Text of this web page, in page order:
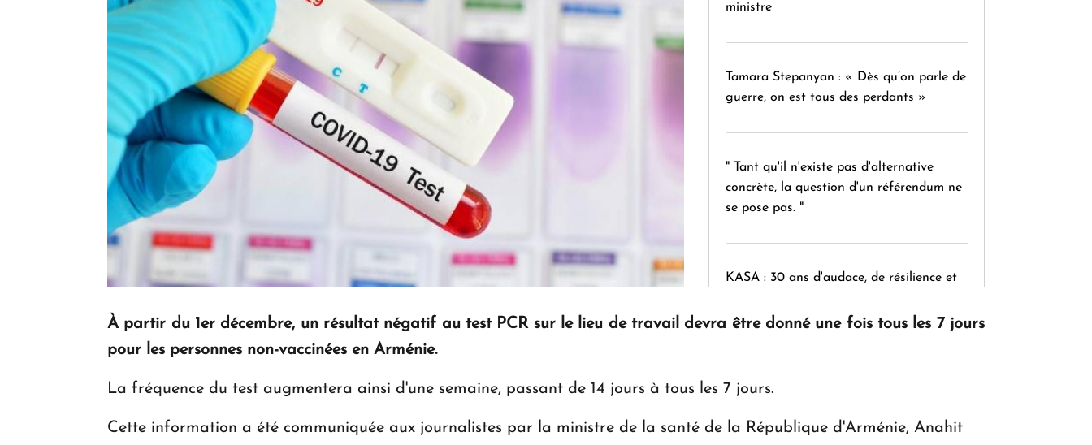
ministre
Tamara Stepanyan : « Dès qu’on parle de
guerre, on est tous des perdants »
" Tant qu'il n'existe pas d'alternative
concrète, la question d'un référendum ne
se pose pas. "
KASA : 30 ans d'audace, de résilience et
d'Arménie ouvrira ses portes à Dilijan
À partir du 1er décembre, un résultat négatif au test PCR sur le lieu de travail devra être donné une fois tous les 7 jours
pour les personnes non-vaccinées en Arménie.
La fréquence du test augmentera ainsi d'une semaine, passant de 14 jours à tous les 7 jours.
Cette information a été communiquée aux journalistes par la ministre de la santé de la République d'Arménie, Anahit